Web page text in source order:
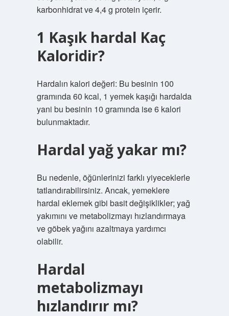
karbonhidrat ve 4,4 g protein içerir.
1 Kaşık hardal Kaç
Kaloridir?
Hardalın kalori değeri: Bu besinin 100
gramında 60 kcal, 1 yemek kaşığı hardalda
yani bu besinin 10 gramında ise 6 kalori
bulunmaktadır.
Hardal yağ yakar mı?
Bu nedenle, öğünlerinizi farklı yiyeceklerle
tatlandırabilirsiniz. Ancak, yemeklere
hardal eklemek gibi basit değişiklikler; yağ
yakımını ve metabolizmayı hızlandırmaya
ve göbek yağını azaltmaya yardımcı
olabilir.
Hardal
metabolizmayı
hızlandırır mı?